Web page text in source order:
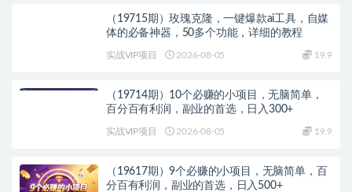
（19715期）玫瑰克隆，一键爆款ai工具，自媒
体的必备神器，50多个功能，详细的教程
实战VIP项目 2026-08-05 19.9
（19714期）10个必赚的小项目，无脑简单，
百分百有利润，副业的首选，日入300+
实战VIP项目 2026-08-05 19.9
（19617期）9个必赚的小项目，无脑简单，百
分百有利润，副业的首选，日入500+